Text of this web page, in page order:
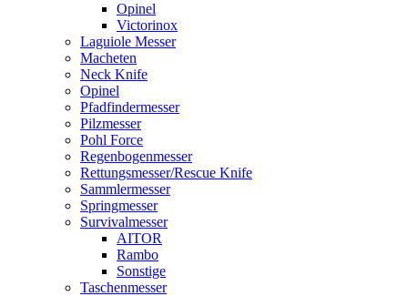
Opinel
Victorinox
Laguiole Messer
Macheten
Neck Knife
Opinel
Pfadfindermesser
Pilzmesser
Pohl Force
Regenbogenmesser
Rettungsmesser/Rescue Knife
Sammlermesser
Springmesser
Survivalmesser
AITOR
Rambo
Sonstige
Taschenmesser